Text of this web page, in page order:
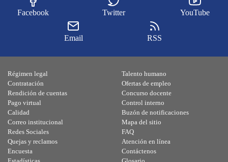
Facebook Twitter YouTube
Email RSS
Régimen legal
Contratación
Rendición de cuentas
Pago virtual
Calidad
Talento humano
Ofertas de empleo
Concurso docente
Control interno
Buzón de notificaciones
Correo institucional
Redes Sociales
Quejas y reclamos
Encuesta
Mapa del sitio
FAQ
Atención en línea
Contáctenos